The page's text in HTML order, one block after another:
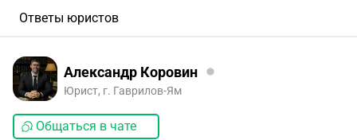
Ответы юристов
Александр Коровин
Юрист, г. Гаврилов-Ям
Общаться в чате